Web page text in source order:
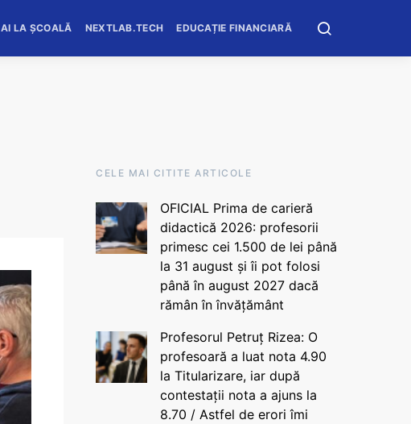
AI LA ȘCOALĂ NEXTLAB.TECH EDUCAȚIE FINANCIARĂ
CELE MAI CITITE ARTICOLE
OFICIAL Prima de carieră
didactică 2026: profesorii
primesc cei 1.500 de lei până
la 31 august și îi pot folosi
până în august 2027 dacă
rămân în învățământ
Profesorul Petruț Rizea: O
profesoară a luat nota 4.90
la Titularizare, iar după
contestații nota a ajuns la
8.70 / Astfel de erori îmi